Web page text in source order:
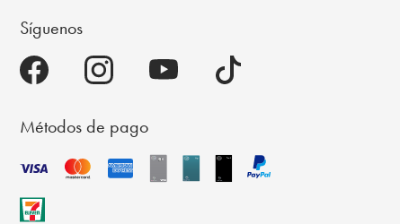
Síguenos
Métodos de pago